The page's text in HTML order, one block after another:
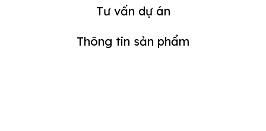
Tư vấn dự án
Thông tin sản phẩm